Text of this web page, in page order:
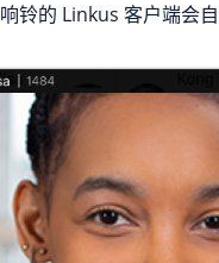
铃的 Linkus 客户端会